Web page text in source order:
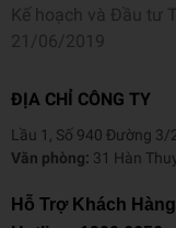
Kế hoạch và Đầu tư
21/06/2019
ĐỊA CHỈ CÔNG TY
Lầu 1, Số 940 Đường 3/
Văn phòng: 31 Hàn
Hỗ Trợ Khách Hàng